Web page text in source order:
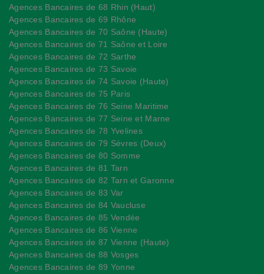
Agences Bancaires de 68 Rhin (Haut)
Agences Bancaires de 69 Rhône
Agences Bancaires de 70 Saône (Haute)
Agences Bancaires de 71 Saône et Loire
Agences Bancaires de 72 Sarthe
Agences Bancaires de 73 Savoie
Agences Bancaires de 74 Savoie (Haute)
Agences Bancaires de 75 Paris
Agences Bancaires de 76 Seine Maritime
Agences Bancaires de 77 Seine et Marne
Agences Bancaires de 78 Yvelines
Agences Bancaires de 79 Sèvres (Deux)
Agences Bancaires de 80 Somme
Agences Bancaires de 81 Tarn
Agences Bancaires de 82 Tarn et Garonne
Agences Bancaires de 83 Var
Agences Bancaires de 84 Vaucluse
Agences Bancaires de 85 Vendée
Agences Bancaires de 86 Vienne
Agences Bancaires de 87 Vienne (Haute)
Agences Bancaires de 88 Vosges
Agences Bancaires de 89 Yonne